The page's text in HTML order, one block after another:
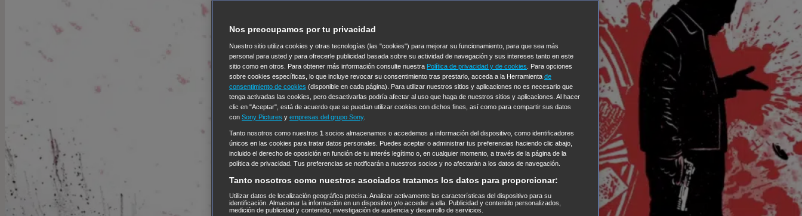
Nos preocupamos por tu privacidad
Nuestro sitio utiliza cookies y otras tecnologías (las "cookies") para mejorar su funcionamiento, para que sea más
personal para usted y para ofrecerle publicidad basada sobre su actividad de navegación y sus intereses tanto en este
sitio como en otros. Para obtener más información consulte nuestra Política de privacidad y de cookies . Para opciones
sobre cookies específicas, lo que incluye revocar su consentimiento tras prestarlo, acceda a la Herramienta de
consentimiento de cookies (disponible en cada página). Para utilizar nuestros sitios y aplicaciones no es necesario que
tenga activadas las cookies, pero desactivarlas podría afectar al uso que haga de nuestros sitios y aplicaciones. Al hacer
clic en "Aceptar", está de acuerdo que se puedan utilizar cookies con dichos fines, así como para compartir sus datos
con Sony Pictures y empresas del grupo Sony.
Tanto nosotros como nuestros 1 socios almacenamos o accedemos a información del dispositivo, como identificadores
únicos en las cookies para tratar datos personales. Puedes aceptar o administrar tus preferencias haciendo clic abajo,
incluido el derecho de oposición en función de tu interés legítimo o, en cualquier momento, a través de la página de la
política de privacidad. Tus preferencias se notificarán a nuestros socios y no afectarán a los datos de navegación.
Tanto nosotros como nuestros asociados tratamos los datos para proporcionar:
Utilizar datos de localización geográfica precisa. Analizar activamente las características del dispositivo para su
identificación. Almacenar la información en un dispositivo y/o acceder a ella. Publicidad y contenido personalizados,
medición de publicidad y contenido, investigación de audiencia y desarrollo de servicios.